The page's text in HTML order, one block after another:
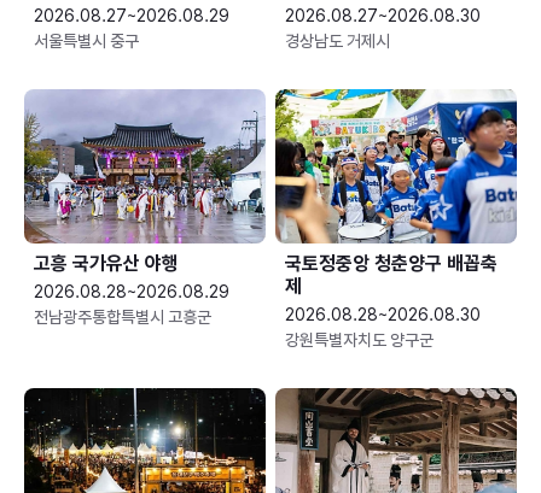
2026.08.27~2026.08.29
서울특별시 중구
2026.08.27~2026.08.30
경상남도 거제시
고흥 국가유산 야행
2026.08.28~2026.08.29
전남광주통합특별시 고흥군
국토정중앙 청춘양구 배꼽축
제
2026.08.28~2026.08.30
강원특별자치도 양구군